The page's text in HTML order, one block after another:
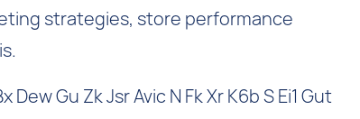
strategies, store performance